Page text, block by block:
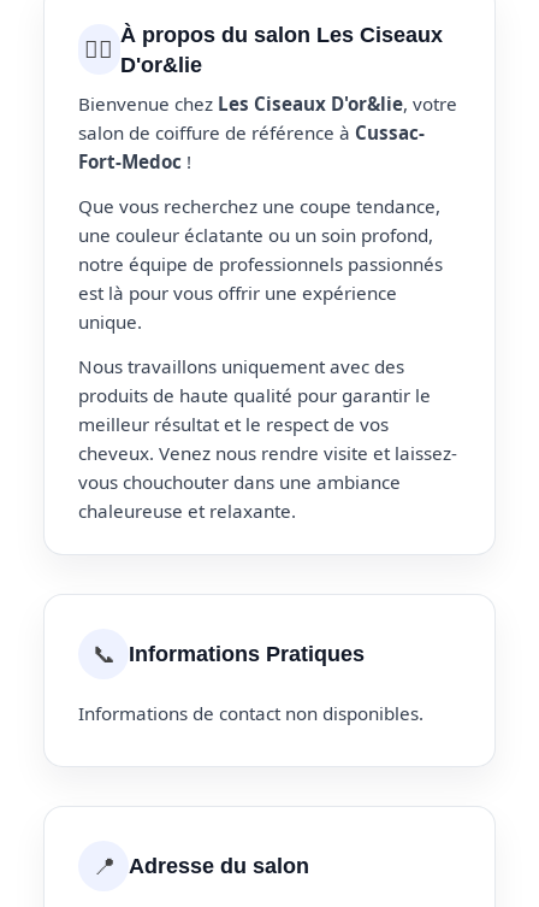
💇‍♀️ À propos du salon Les Ciseaux
D'or&lie
Bienvenue chez Les Ciseaux D'or&lie, votre
salon de coiffure de référence à Cussac-
Fort-Medoc !
Que vous recherchez une coupe tendance,
une couleur éclatante ou un soin profond,
notre équipe de professionnels passionnés
est là pour vous offrir une expérience
unique.
Nous travaillons uniquement avec des
produits de haute qualité pour garantir le
meilleur résultat et le respect de vos
cheveux. Venez nous rendre visite et laissez-
vous chouchouter dans une ambiance
chaleureuse et relaxante.
📞 Informations Pratiques
Informations de contact non disponibles.
📍 Adresse du salon